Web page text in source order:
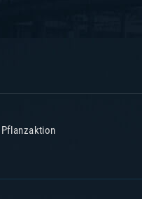
Pflanzaktion